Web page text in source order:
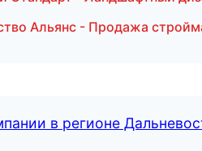
Альянс - Продажа
в регионе